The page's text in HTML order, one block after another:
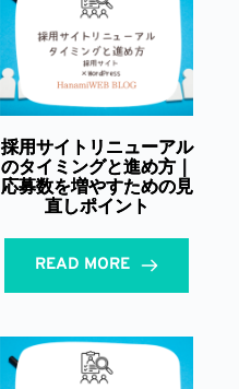
採用サイトリニューアル
のタイミングと進め方｜
応募数を増やすための見
直しポイント
READ MORE